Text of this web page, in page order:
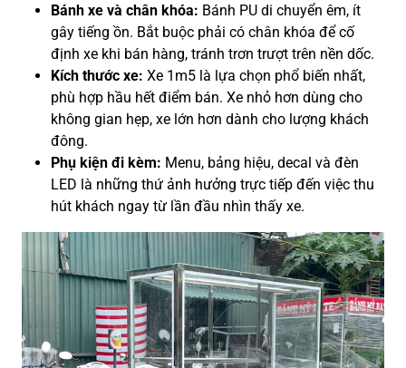
Bánh xe và chân khóa: Bánh PU di chuyển êm, ít
gây tiếng ồn. Bắt buộc phải có chân khóa để cố
định xe khi bán hàng, tránh trơn trượt trên nền dốc.
Kích thước xe: Xe 1m5 là lựa chọn phổ biến nhất,
phù hợp hầu hết điểm bán. Xe nhỏ hơn dùng cho
không gian hẹp, xe lớn hơn dành cho lượng khách
đông.
Phụ kiện đi kèm: Menu, bảng hiệu, decal và đèn
LED là những thứ ảnh hưởng trực tiếp đến việc thu
hút khách ngay từ lần đầu nhìn thấy xe.